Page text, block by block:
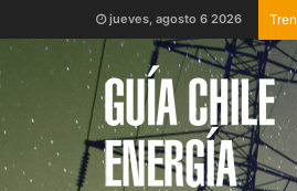
jueves, agosto 6 2026